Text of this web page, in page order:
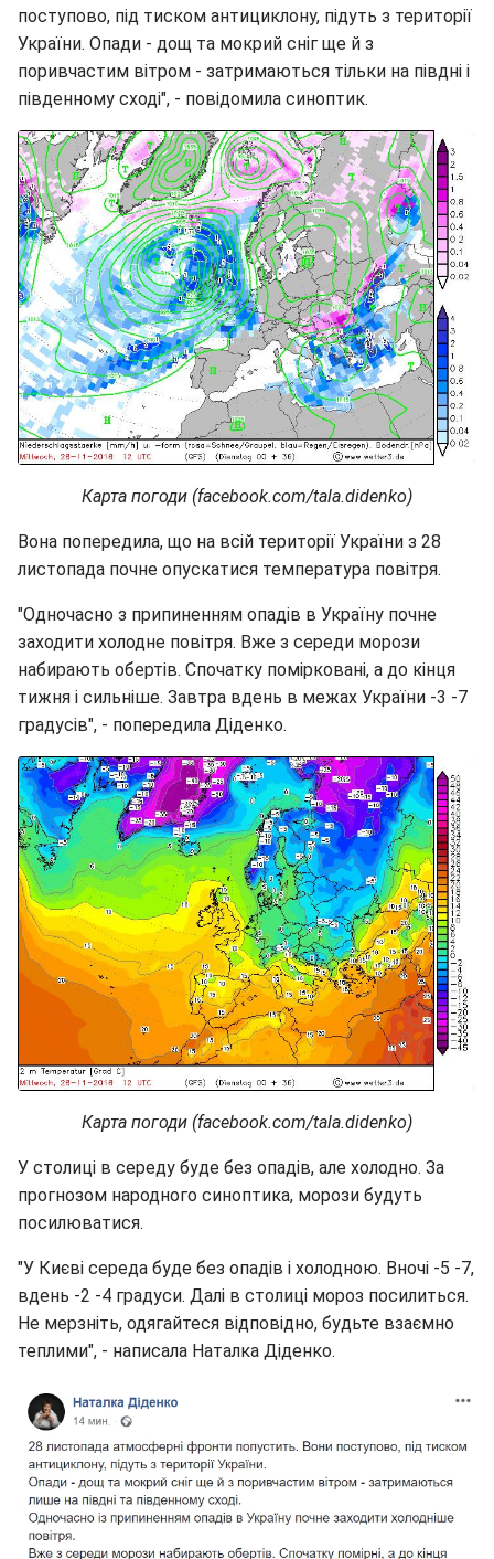
поступово, під тиском антициклону, підуть з території
України. Опади - дощ та мокрий сніг ще й з
поривчастим вітром - затримаються тільки на півдні і
південному сході", - повідомила синоптик.
Карта погоди (facebook.com/tala.didenko)
Вона попередила, що на всій території України з 28
листопада почне опускатися температура повітря.
"Одночасно з припиненням опадів в Україну почне
заходити холодне повітря. Вже з середи морози
набирають обертів. Спочатку помірковані, а до кінця
тижня і сильніше. Завтра вдень в межах України -3 -7
градусів", - попередила Діденко.
Карта погоди (facebook.com/tala.didenko)
У столиці в середу буде без опадів, але холодно. За
прогнозом народного синоптика, морози будуть
посилюватися.
"У Києві середа буде без опадів і холодною. Вночі -5 -7,
вдень -2 -4 градуси. Далі в столиці мороз посилиться.
Не мерзніть, одягайтеся відповідно, будьте взаємно
теплими", - написала Наталка Діденко.